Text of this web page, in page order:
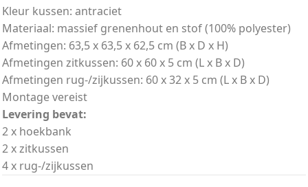
Kleur kussen: antraciet
Materiaal: massief grenenhout en stof (100% polyester)
Afmetingen: 63,5 x 63,5 x 62,5 cm (B x D x H)
Afmetingen zitkussen: 60 x 60 x 5 cm (L x B x D)
Afmetingen rug-/zijkussen: 60 x 32 x 5 cm (L x B x D)
Montage vereist
Levering bevat:
2 x hoekbank
2 x zitkussen
4 x rug-/zijkussen